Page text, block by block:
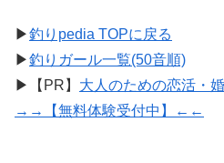
▶釣りpedia TOPに戻る
▶釣りガール一覧(50音順)
▶【PR】 大人のための恋活・
→→【無料体験受付中】←←